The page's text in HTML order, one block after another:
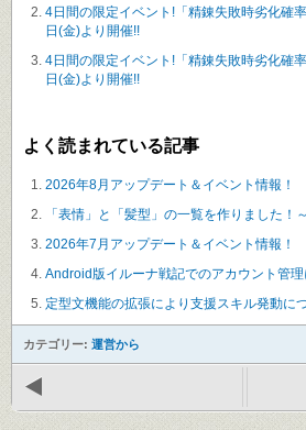
4日間の限定イベント!「精錬失敗時劣化確
日(金)より開催!!
4日間の限定イベント!「精錬失敗時劣化確
日(金)より開催!!
よく読まれている記事
2026年8月アップデート＆イベント情報！
「表情」と「髪型」の一覧を作りました！
2026年7月アップデート＆イベント情報！
Android版イルーナ戦記でのアカウント管理
定型文機能の拡張により支援スキル発動に
カテゴリー: 運営から